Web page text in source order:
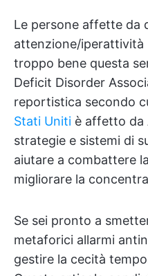
Le persone affette da
attenzione/iperattività
troppo bene questa
Deficit Disorder
reportistica secondo
Stati Uniti è affetto da
strategie e sistemi di
aiutare a combattere
migliorare la
Se sei pronto a
metaforici allarmi
gestire la cecità